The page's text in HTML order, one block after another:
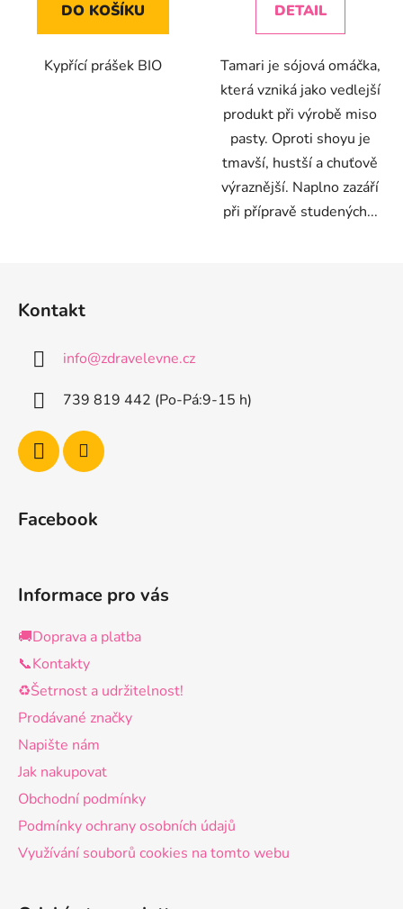
DO KOŠÍKU
Kypřící prášek BIO
DETAIL
Tamari je sójová omáčka,
která vzniká jako vedlejší
produkt při výrobě miso
pasty. Oproti shoyu je
tmavší, hustší a chuťově
výraznější. Naplno zazáří
při přípravě studených...
Kontakt
info@zdravelevne.cz
739 819 442 (Po-Pá:9-15 h)
Facebook
Informace pro vás
🚚Doprava a platba
📞Kontakty
♻️Šetrnost a udržitelnost!
Prodávané značky
Napište nám
Jak nakupovat
Obchodní podmínky
Podmínky ochrany osobních údajů
Využívání souborů cookies na tomto webu